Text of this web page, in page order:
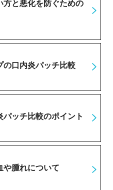
方と悪化を防ぐための
の口内炎パッチ比較
ッチ比較のポイント
や腫れについて